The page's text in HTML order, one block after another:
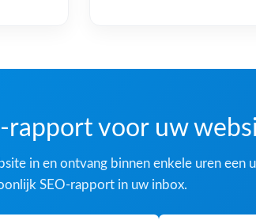
rapport voor uw
in en ontvang binnen enkele uren een
SEO-rapport in uw inbox.